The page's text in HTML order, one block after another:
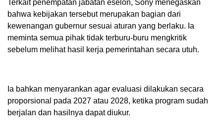
Terkait penempatan jabatan eselon, Sony menegaskan
bahwa kebijakan tersebut merupakan bagian dari
kewenangan gubernur sesuai aturan yang berlaku. Ia
meminta semua pihak tidak terburu-buru mengkritik
sebelum melihat hasil kerja pemerintahan secara utuh.
Ia bahkan menyarankan agar evaluasi dilakukan secara
proporsional pada 2027 atau 2028, ketika program sudah
berjalan dan hasilnya dapat diukur.